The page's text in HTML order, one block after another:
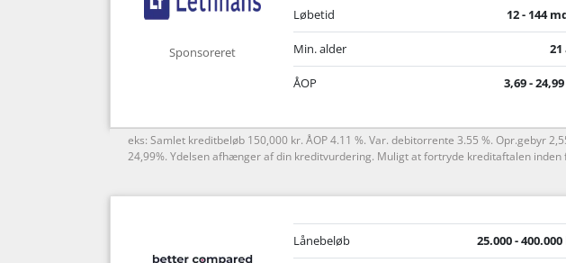
Sponsoreret
Løbetid 12 - 144
Min. alder
ÅOP 3,69 -
eks: Samlet kreditbeløb 150,000 kr. ÅOP 4.11 %. Var. debitorrente 3.55 %. Opr.gebyr
24,99%. Ydelsen afhænger af din kreditvurdering. Muligt at fortryde kreditaftalen inden
Lånebeløb 25.000 -